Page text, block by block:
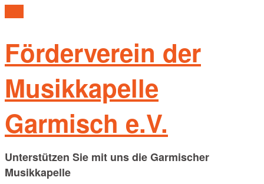
Förderverein der
Musikkapelle
Garmisch e.V.
Unterstützen Sie mit uns die Garmischer
Musikkapelle